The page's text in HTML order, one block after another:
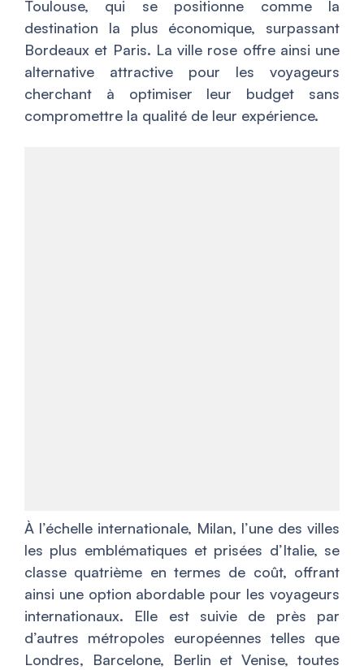
Toulouse, qui se positionne comme la
destination la plus économique, surpassant
Bordeaux et Paris. La ville rose offre ainsi une
alternative attractive pour les voyageurs
cherchant à optimiser leur budget sans
compromettre la qualité de leur expérience.
À l’échelle internationale, Milan, l’une des villes
les plus emblématiques et prisées d’Italie, se
classe quatrième en termes de coût, offrant
ainsi une option abordable pour les voyageurs
internationaux. Elle est suivie de près par
d’autres métropoles européennes telles que
Londres, Barcelone, Berlin et Venise, toutes